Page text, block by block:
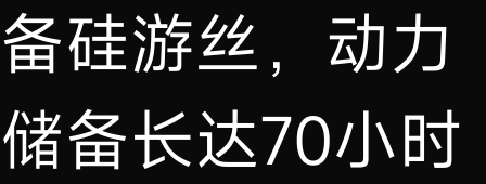
备硅游丝，动力
储备长达70小时